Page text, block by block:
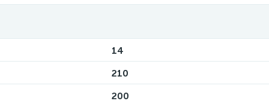
14
210
200